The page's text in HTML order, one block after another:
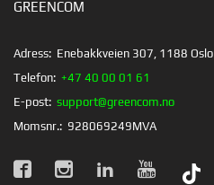
GREENCOM
Adress: Enebakkveien 307, 1188 Oslo
Telefon: +47 40 00 01 61
E-post: support@greencom.no
Momsnr.: 928069249MVA